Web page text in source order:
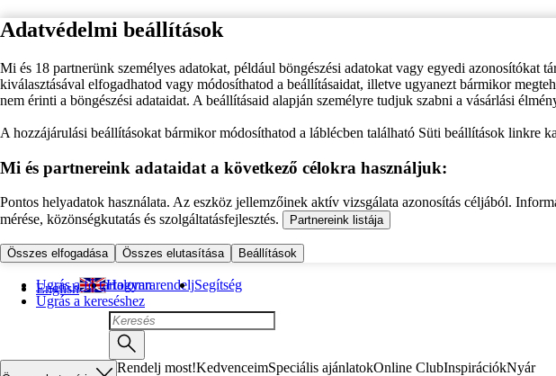
Adatvédelmi beállítások
Mi és 18 partnerünk személyes adatokat, például böngészési adatokat vagy egyedi azonosítókat
kiválasztásával elfogadhatod vagy módosíthatod a beállításaidat, illetve ugyanezt bármikor
nem érinti a böngészési adataidat. A beállításaid alapján személyre tudjuk szabni a vásárlási
A hozzájárulási beállításokat bármikor módosíthatod a láblécben található Süti beállítások linkre
Mi és partnereink adataidat a következő célokra használjuk:
Pontos helyadatok használata. Az eszköz jellemzőinek aktív vizsgálata azonosítás céljából.
mérése, közönségkutatás és szolgáltatásfejlesztés.
Partnereink listája
Összes elfogadása Összes elutasítása Beállítások
Ugrás a fő tartalomra
Ugrás a kereséshez
English Hogyan rendeljSegítség
Rendelj most!KedvenceimSpeciális ajánlatokOnline ClubInspirációkNyár